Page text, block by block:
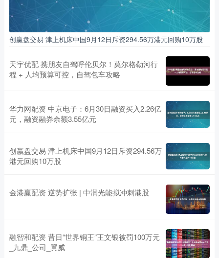
创赢盘交易 津上机床中国9月12日斥资294.56万港元回购10万股
天宇优配 携朋友自驾呼伦贝尔！莫尔格勒河行
程 + 人均预算可控，自驾包车攻略
华力网配资 中京电子：6月30日融资买入2.26亿
元，融资融券余额3.55亿元
创赢盘交易 津上机床中国9月12日斥资294.56万
港元回购10万股
金港赢配资 逆势扩张 | 中润光能拟冲刺港股
融智和配资 昔日“世界铜王”王文银被罚100万元
_九鼎_公司_翼威